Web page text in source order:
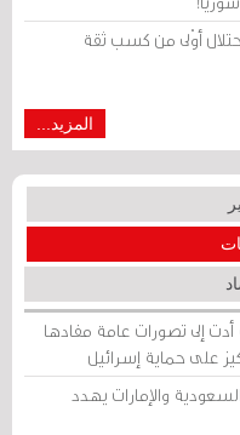
أوْلى من كسب ثقة
المزيد...
أدت إلى تصورات عامة مفادها
على حماية إسرائيل
والإمارات يهدد